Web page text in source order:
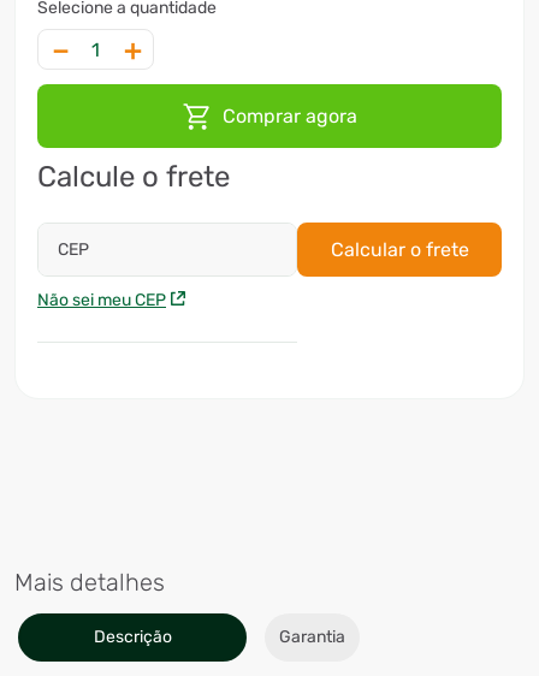
＋
－
Comprar agora
Calcule o frete
CEP
Não sei meu CEP
Calcular o frete
Mais detalhes
Descrição Garantia